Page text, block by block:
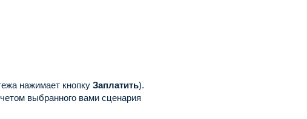
нажимает кнопку Заплатить).
выбранного вами сценария